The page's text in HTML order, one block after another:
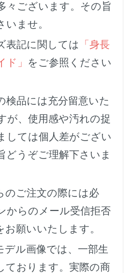
々ございます。その旨
いませ。
表記に関しては
「身長
ド」 をご参照ください
検品には充分留意いた
が、使用感や汚れの捉
しては個人差がござい
どうぞご理解下さいま
のご注文の際には必
からのメール受信拒否
お願いいたします。
デル画像では、一部生
ております。実際の商